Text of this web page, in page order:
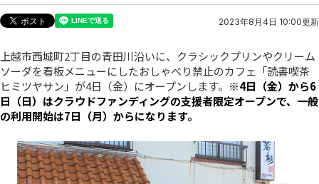
2023年8月4日 10:00更新
上越市西城町2丁目の青田川沿いに、クラシックプリンやクリーム
ソーダを看板メニューにしたおしゃべり禁止のカフェ「読書喫茶
ヒミツヤサン」が4日（金）にオープンします。 ※4日（金）から6
日（日）はクラウドファンディングの支援者限定オープンで、一般
の利用開始は7日（月）からになります。